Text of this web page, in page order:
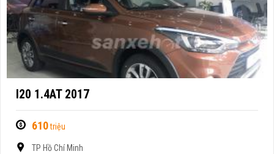
I20 1.4AT 2017
610triệu
TP Hồ Chí Minh